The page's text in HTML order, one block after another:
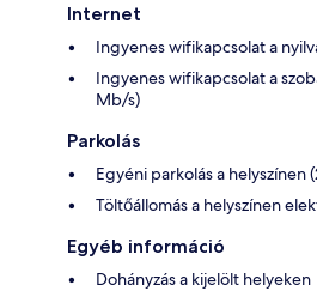
Internet
Ingyenes wifikapcsolat a
Ingyenes wifikapcsolat a
Mb/s)
Parkolás
Egyéni parkolás a helyszínen
Töltőállomás a helyszínen
Egyéb információ
Dohányzás a kijelölt helyeken